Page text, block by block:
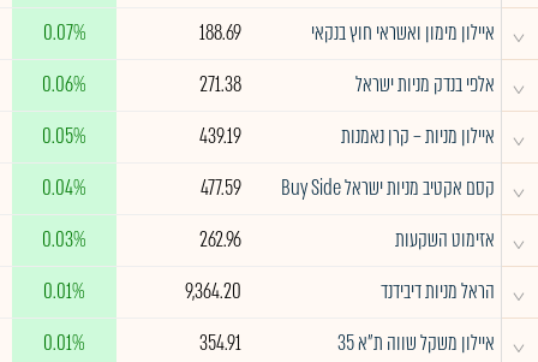
^ איילון מימון ואשראי חוץ בנקאי 188.69
0.07%
^ אלפי בנדק מניות ישראל 271.38
0.06%
^ איילון מניות – קרן נאמנות 439.19
0.05%
^ קסם אקטיב מניות ישראל Buy Side 477.59
0.04%
^ אזימוט השקעות 262.96
0.03%
^ הראל מניות דיבידנד 9,364.20
0.01%
^ איילון משקל שווה ת"א 35 354.91
0.01%